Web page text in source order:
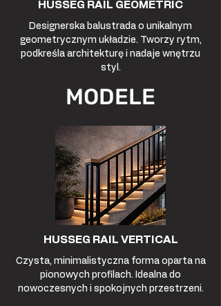
HUSSEG RAIL GEOMETRIC
Designerska balustrada o unikalnym
geometrycznym układzie. Tworzy rytm,
podkreśla architekturę i nadaje wnętrzu
styl.
MODELE
HUSSEG RAIL VERTICAL
Czysta, minimalistyczna forma oparta na
pionowych profilach. Idealna do
nowoczesnych i spokojnych przestrzeni.